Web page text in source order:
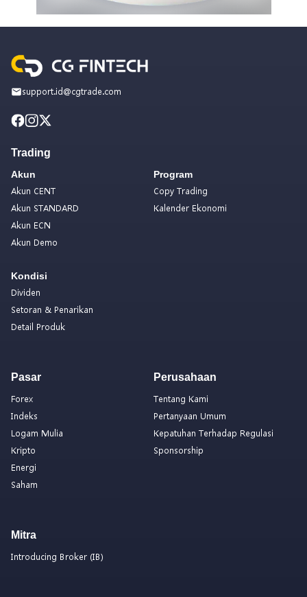
support.id@cgtrade.com
Trading
Akun
Akun CENT
Akun STANDARD
Akun ECN
Akun Demo
Kondisi
Dividen
Setoran & Penarikan
Detail Produk
Program
Copy Trading
Kalender Ekonomi
Pasar
Forex
Indeks
Logam Mulia
Kripto
Energi
Saham
Perusahaan
Tentang Kami
Pertanyaan Umum
Kepatuhan Terhadap Regulasi
Sponsorship
Mitra
Introducing Broker (IB)